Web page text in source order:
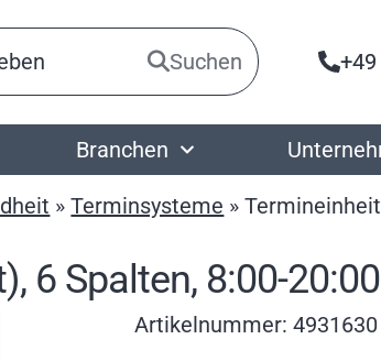
Suchen
Branchen
»Terminsysteme »
6 Spalten, 8:00-
Artikelnummer: 4931630